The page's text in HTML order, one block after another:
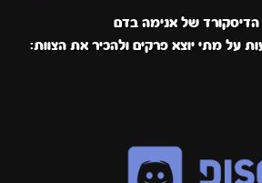
הדיסקורד של אנימה בדם
על מתי יוצא פרקים ולהכיר את הצוות: